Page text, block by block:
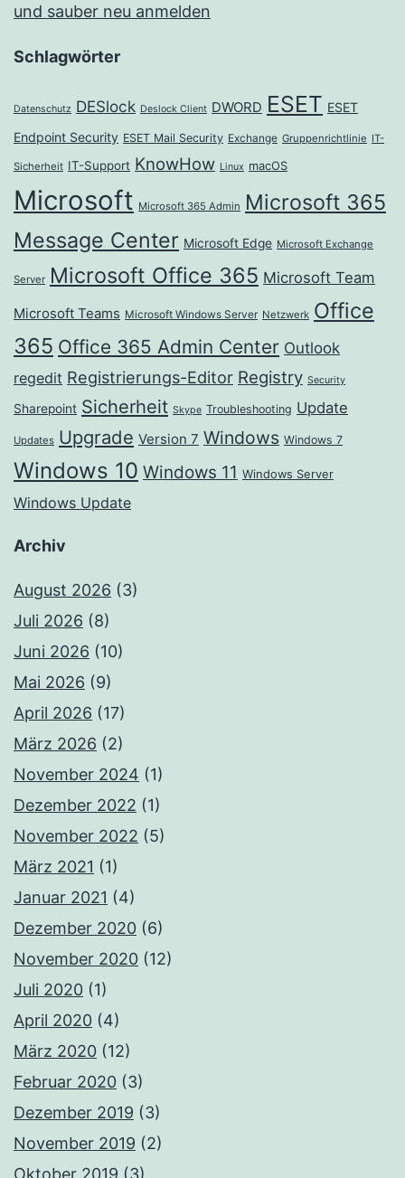
und sauber neu anmelden
Schlagwörter
Datenschutz DESlock Deslock Client DWORD ESET ESET
Endpoint Security ESET Mail Security Exchange Gruppenrichtlinie IT-
Sicherheit IT-Support KnowHow Linux macOS
Microsoft Microsoft 365 Admin Microsoft 365
Message Center Microsoft Edge Microsoft Exchange
Server Microsoft Office 365 Microsoft Team
Microsoft Teams Microsoft Windows Server Netzwerk Office
365 Office 365 Admin Center Outlook
regedit Registrierungs-Editor Registry Security
Sharepoint Sicherheit Skype Troubleshooting Update
Updates Upgrade Version 7 Windows Windows 7
Windows 10 Windows 11 Windows Server
Windows Update
Archiv
August 2026 (3)
Juli 2026 (8)
Juni 2026 (10)
Mai 2026 (9)
April 2026 (17)
März 2026 (2)
November 2024 (1)
Dezember 2022 (1)
November 2022 (5)
März 2021 (1)
Januar 2021 (4)
Dezember 2020 (6)
November 2020 (12)
Juli 2020 (1)
April 2020 (4)
März 2020 (12)
Februar 2020 (3)
Dezember 2019 (3)
November 2019 (2)